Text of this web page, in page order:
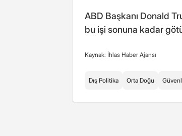
ABD Başkanı Donald
bu işi sonuna kadar
Kaynak: İhlas Haber Ajansı
Dış Politika Orta Doğu